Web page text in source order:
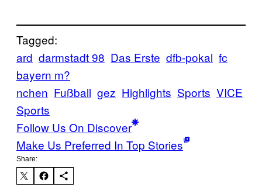
Tagged:
ard darmstadt 98 Das Erste dfb-pokal fc
bayern m?
nchen Fußball gez Highlights Sports VICE
Sports
Follow Us On Discover
Make Us Preferred In Top Stories
Share: